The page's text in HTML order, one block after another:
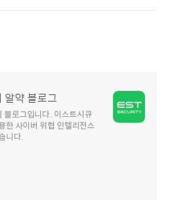
알약 블로그
블로그입니다. 이스트시큐
한 사이버 위협 인텔리전스
니다.